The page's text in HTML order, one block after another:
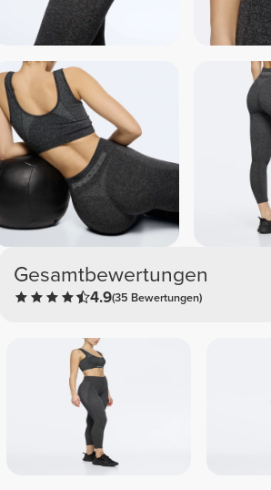
Gesamtbewertungen
4.9(35 Bewertungen)